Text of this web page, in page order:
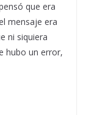
que era
mensaje era
ni siquiera
hubo un error,